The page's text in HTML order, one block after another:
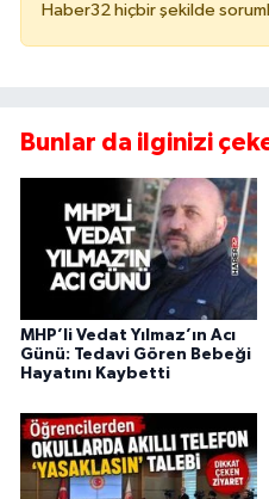
Haber32 hiçbir şekilde
Bunlar da ilginizi
MHP’li Vedat Yılmaz’ın Acı
Günü: Tedavi Gören Bebeği
Hayatını Kaybetti